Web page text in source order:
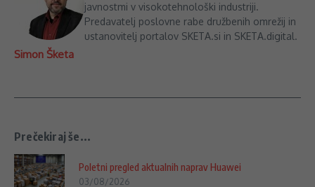
Simon Šketa
javnostmi v visokotehnološki industriji.
Predavatelj poslovne rabe družbenih omrežij in
ustanovitelj portalov SKETA.si in SKETA.digital.
Prečekiraj še...
Poletni pregled aktualnih naprav Huawei
03/08/2026